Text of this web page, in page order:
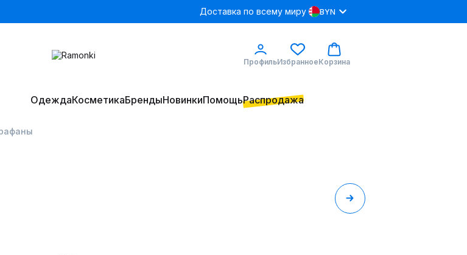
Доставка по всему миру BYN
ПрофильИзбранноеКорзина
ОдеждаКосметикаБрендыНовинкиПомощьРаспродажа